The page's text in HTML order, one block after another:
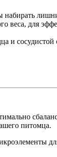
набирать
для
и сосудистой
питомца.